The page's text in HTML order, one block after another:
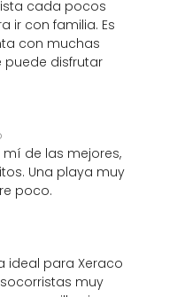
cada pocos
ir con familia. Es
con muchas
puede disfrutar
mí de las mejores,
Una playa muy
poco.
ideal para Xeraco
muy